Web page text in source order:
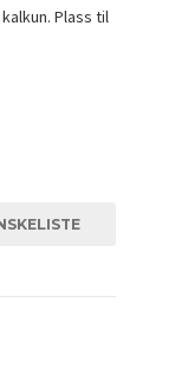
Plass til